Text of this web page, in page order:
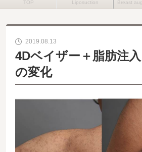
2019.08.13
4Dベイザー＋脂肪注
の変化